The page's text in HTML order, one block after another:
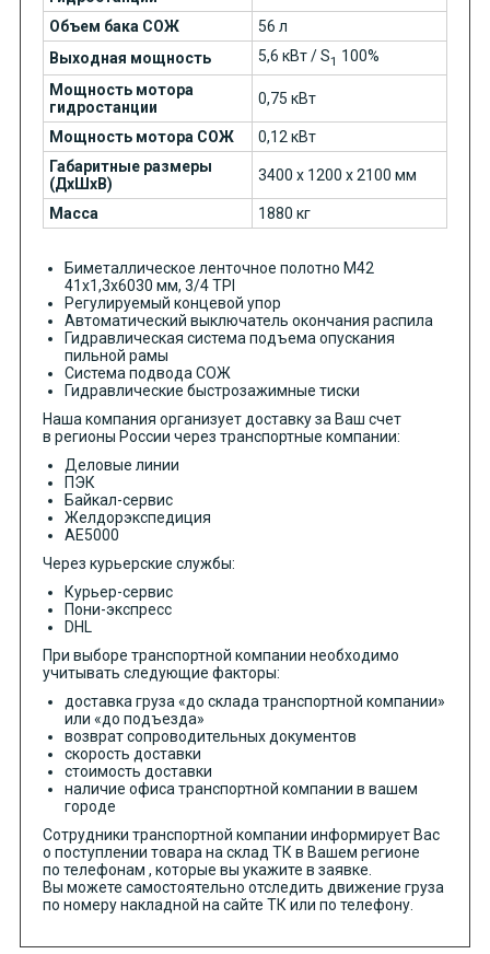
Объем бака СОЖ
56 л
Выходная мощность
5,6 кВт / S1 100%
Мощность мотора
гидростанции
0,75 кВт
Мощность мотора СОЖ
0,12 кВт
Габаритные размеры
(ДхШхВ)
3400 х 1200 х 2100 мм
Масса 1880 кг
Биметаллическое ленточное полотно М42
41х1,3х6030 мм, 3/4 TPI
Регулируемый концевой упор
Автоматический выключатель окончания распила
Гидравлическая система подъема опускания
пильной рамы
Система подвода СОЖ
Гидравлические быстрозажимные тиски
Наша компания организует доставку за Ваш счет
в регионы России через транспортные компании:
Деловые линии
ПЭК
Байкал-сервис
Желдорэкспедиция
АЕ5000
Через курьерские службы:
Курьер-сервис
Пони-экспресс
DHL
При выборе транспортной компании необходимо
учитывать следующие факторы:
доставка груза «до склада транспортной компании»
или «до подъезда»
возврат сопроводительных документов
скорость доставки
стоимость доставки
наличие офиса транспортной компании в вашем
городе
Сотрудники транспортной компании информирует Вас
о поступлении товара на склад ТК в Вашем регионе
по телефонам , которые вы укажите в заявке.
Вы можете самостоятельно отследить движение груза
по номеру накладной на сайте ТК или по телефону.